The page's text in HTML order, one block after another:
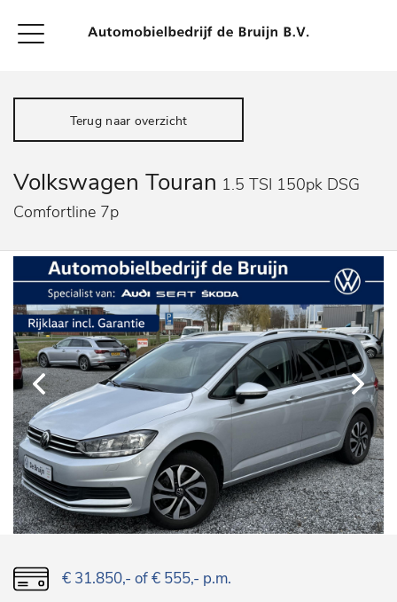
Terug naar overzicht
Volkswagen Touran 1.5 TSI 150pk DSG
Comfortline 7p
€ 31.850,- of € 555,- p.m.